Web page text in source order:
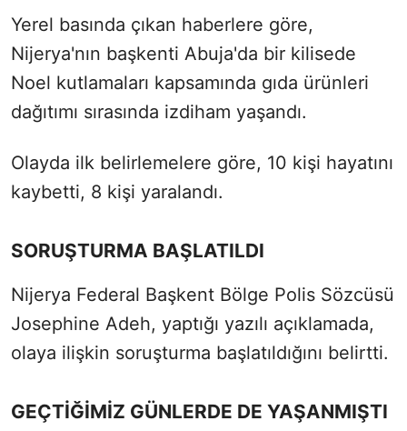
Yerel basında çıkan haberlere göre,
Nijerya'nın başkenti Abuja'da bir kilisede
Noel kutlamaları kapsamında gıda ürünleri
dağıtımı sırasında izdiham yaşandı.
Olayda ilk belirlemelere göre, 10 kişi hayatını
kaybetti, 8 kişi yaralandı.
SORUŞTURMA BAŞLATILDI
Nijerya Federal Başkent Bölge Polis Sözcüsü
Josephine Adeh, yaptığı yazılı açıklamada,
olaya ilişkin soruşturma başlatıldığını belirtti.
GEÇTİĞİMİZ GÜNLERDE DE YAŞANMIŞTI